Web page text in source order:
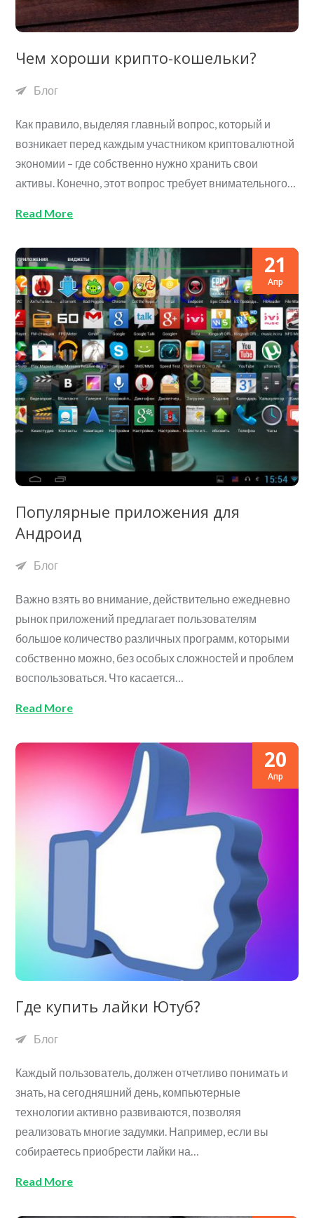
Чем хороши крипто-кошельки?
Блог
Как правило, выделяя главный вопрос, который и
возникает перед каждым участником криптовалютной
экономии – где собственно нужно хранить свои
активы. Конечно, этот вопрос требует внимательного…
Read More
21
Апр
Популярные приложения для
Андроид
Блог
Важно взять во внимание, действительно ежедневно
рынок приложений предлагает пользователям
большое количество различных программ, которыми
собственно можно, без особых сложностей и проблем
воспользоваться. Что касается…
Read More
20
Апр
Где купить лайки Ютуб?
Блог
Каждый пользователь, должен отчетливо понимать и
знать, на сегодняшний день, компьютерные
технологии активно развиваются, позволяя
реализовать многие задумки. Например, если вы
собираетесь приобрести лайки на…
Read More